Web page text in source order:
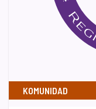
KOMUNIDAD